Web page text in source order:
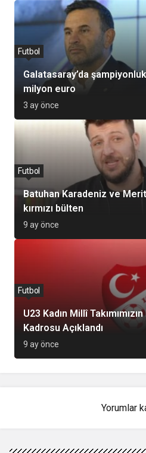
Galatasaray’da
milyon euro
Futbol
3 ay önce
Batuhan Karadeniz ve
kırmızı bülten
Futbol
9 ay önce
U23 Kadın Millî Takımımızın
Kadrosu Açıklandı
Futbol
9 ay önce
Yorumlar